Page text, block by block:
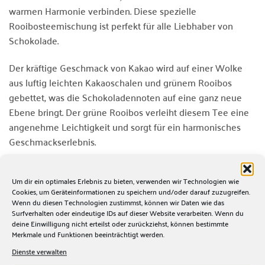
Um dir ein optimales Erlebnis zu bieten, verwenden wir Technologien wie
Cookies, um Geräteinformationen zu speichern und/oder darauf zuzugreifen.
Wenn du diesen Technologien zustimmst, können wir Daten wie das
Surfverhalten oder eindeutige IDs auf dieser Website verarbeiten. Wenn du
deine Einwilligung nicht erteilst oder zurückziehst, können bestimmte
Merkmale und Funktionen beeinträchtigt werden.
Dienste verwalten
warmen Harmonie verbinden. Diese spezielle
Rooibosteemischung ist perfekt für alle Liebhaber von
Schokolade.
Der kräftige Geschmack von Kakao wird auf einer Wolke
aus luftig leichten Kakaoschalen und grünem Rooibos
gebettet, was die Schokoladennoten auf eine ganz neue
Ebene bringt. Der grüne Rooibos verleiht diesem Tee eine
angenehme Leichtigkeit und sorgt für ein harmonisches
Geschmackserlebnis.
Unser Grüner Rooibos Tee Schokowölkchen ist eine wahre
Freude für die Sinne. Der aromatische Duft von Schokolade
und Haselnuss steigt Ihnen bereits beim Öffnen der
Packung in die Nase und lässt Ihr Herz höher schlagen. Der
Geschmack ist vollmundig und doch sanft, mit einer süßen
Note, die an einen köstlichen Schokoladenkuchen erinnert.